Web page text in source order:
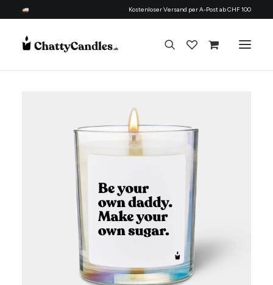
Kostenloser Versand per A-Post ab CHF 100
Geschenk für
Candle Refill Kit - 330 ml - Flowery
CHF22.90 HINZUFÜGEN